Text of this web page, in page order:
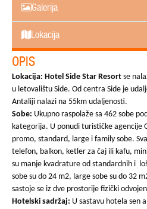
Galerija
Lokacija
OPIS
Lokacija: Hotel Side Star Resort se
u letovalištu Side. Od centra Side je
Antaliji nalazi na 55km udaljenosti.
Sobe: Ukupno raspolaže sa 462 sobe
kategorija. U ponudi turističke agencije
promo, standard, large i family sobe.
telefon, balkon, ketler za čaj ili kafu,
su manje kvadrature od standardnih i
sobe su do 24 m2, large sobe su do 32
sastoje se iz dve prostorije fizički
Hotelski sadržaj: U sastavu hotela sen